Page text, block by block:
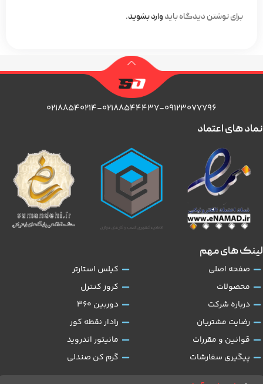
برای نوشتن دیدگاه باید وارد بشوید.
۰۲۱۸۸۵۴۰۲۱۴-۰۲۱۸۸۵۴۴۴۳۷-۰۹۱۲۳۰۷۷۷۹۶
لینک های مهم
صفحه اصلی
محصولات
درباره شرکت
رضایت مشتریان
قوانین و مقررات
پیگیری سفارشات
کیلس استارتر
کروز کنترل
دوربین 360
رادار نقطه کور
مانیتور اندروید
گرم کن صندلی
نماد های اعتماد